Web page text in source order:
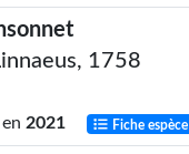
1758
2021 Fiche espèce